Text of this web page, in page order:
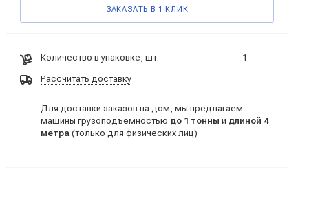
ЗАКАЗАТЬ В 1 КЛИК
Количество в упаковке, шт: 1
Рассчитать доставку
Для доставки заказов на дом, мы предлагаем
машины грузоподъемностью до 1 тонны и длиной 4
метра (только для физических лиц)